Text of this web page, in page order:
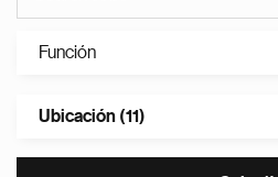
Función
Ubicación (11)